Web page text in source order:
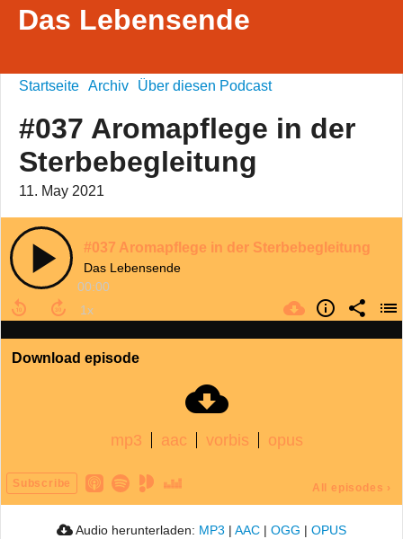
Das Lebensende
Startseite Archiv Über diesen Podcast
#037 Aromapflege in der
Sterbebegleitung
11. May 2021
#037 Aromapflege in der Sterbebegleitung
Das Lebensende
00:00
Download episode
mp3 aac vorbis opus
Subscribe All episodes ›
Audio herunterladen: MP3 | AAC | OGG | OPUS